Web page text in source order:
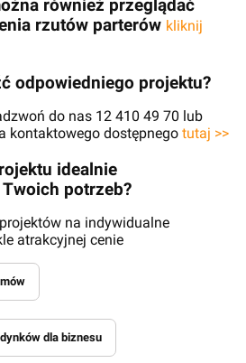
również przeglądać
rzutów parterów kliknij
odpowiedniego projektu?
do nas 12 410 49 70 lub
kontaktowego dostępnego tutaj >>
idealnie
potrzeb?
na indywidualne
atrakcyjnej cenie
dla biznesu